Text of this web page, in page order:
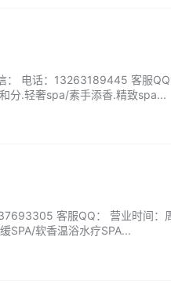
： 电话：13263189445 客服
分.轻奢spa/素手添香.精致spa...
客服QQ： 营业时间：
SPA/软香温浴水疗SPA...